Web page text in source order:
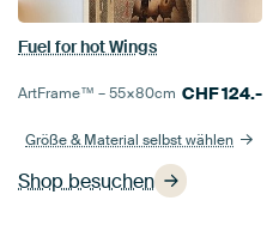
Shop besuchen
Fuel for hot Wings
ArtFrame™ –55×80cm CHF124.-
Größe & Material selbst wählen